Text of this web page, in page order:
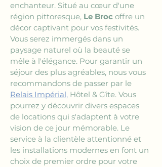
enchanteur. Situé au cœur d'une
région pittoresque, Le Broc offre un
décor captivant pour vos festivités.
Vous serez immergés dans un
paysage naturel où la beauté se
mêle à l'élégance. Pour garantir un
séjour des plus agréables, nous vous
recommandons de passer par le
Relais Impérial, Hôtel & Gîte. Vous
pourrez y découvrir divers espaces
de locations qui s'adaptent à votre
vision de ce jour mémorable. Le
service à la clientèle attentionné et
les installations modernes en font un
choix de premier ordre pour votre